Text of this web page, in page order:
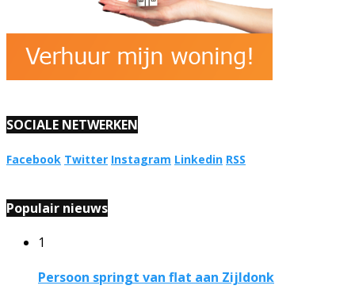
SOCIALE NETWERKEN
Facebook Twitter Instagram Linkedin RSS
Populair nieuws
1
Persoon springt van flat aan Zijldonk